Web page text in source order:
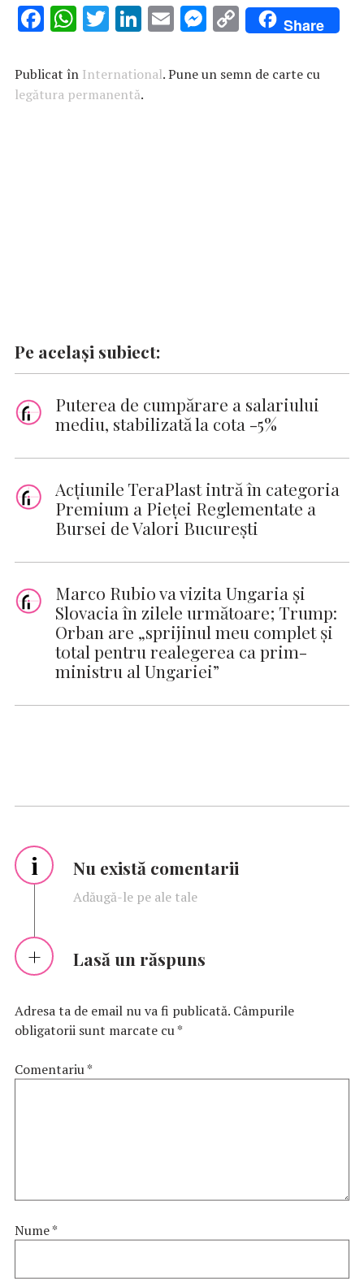
F
e
b
W
at
s
T
it
te
Li
k
e
E
ai
M
se
C
o
p
Share
Publicat în International. Pune un semn de carte cu
legătura permanentă.
Pe același subiect:
Puterea de cumpărare a salariului
mediu, stabilizată la cota -5%
Acțiunile TeraPlast intră în categoria
Premium a Pieței Reglementate a
Bursei de Valori București
Marco Rubio va vizita Ungaria și
Slovacia în zilele următoare; Trump:
Orban are „sprijinul meu complet și
total pentru realegerea ca prim-
ministru al Ungariei”
i Nu există comentarii
Adăugă-le pe ale tale
Lasă un răspuns
Adresa ta de email nu va fi publicată. Câmpurile
obligatorii sunt marcate cu*
Comentariu*
Nume*